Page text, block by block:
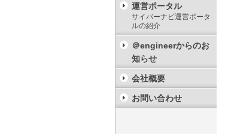
運営ポータル
サイバーナビ運営ポータ
ルの紹介
＠engineerからのお
知らせ
会社概要
お問い合わせ